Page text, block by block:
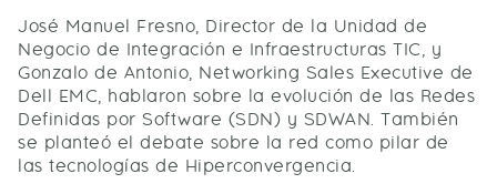
José Manuel Fresno, Director de la Unidad de
Negocio de Integración e Infraestructuras TIC, y
Gonzalo de Antonio, Networking Sales Executive de
Dell EMC, hablaron sobre la evolución de las Redes
Definidas por Software (SDN) y SDWAN. También
se planteó el debate sobre la red como pilar de
las tecnologías de Hiperconvergencia.